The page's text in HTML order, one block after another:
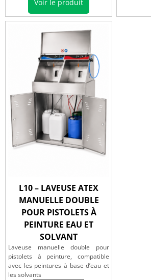
Voir le produit
L10 – LAVEUSE ATEX
MANUELLE DOUBLE
POUR PISTOLETS À
PEINTURE EAU ET
SOLVANT
Laveuse manuelle double pour
pistolets à peinture, compatible
avec les peintures à base d’eau et
les solvants